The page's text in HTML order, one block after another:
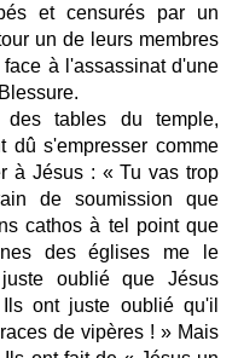
et censurés par un
un de leurs membres
à l'assassinat d'une
des tables du temple,
dû s'empresser comme
à Jésus : « Tu vas trop
de soumission que
cathos à tel point que
des églises me le
oublié que Jésus
ont juste oublié qu'il
de vipères ! » Mais